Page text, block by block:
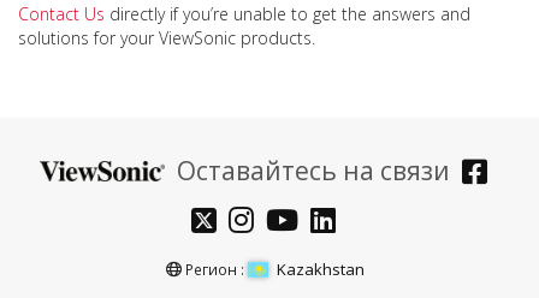
Contact Us directly if you’re unable to get the answers and
solutions for your ViewSonic products.
Оставайтесь на связи
Регион : Kazakhstan